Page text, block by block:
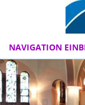
NAVIGATION